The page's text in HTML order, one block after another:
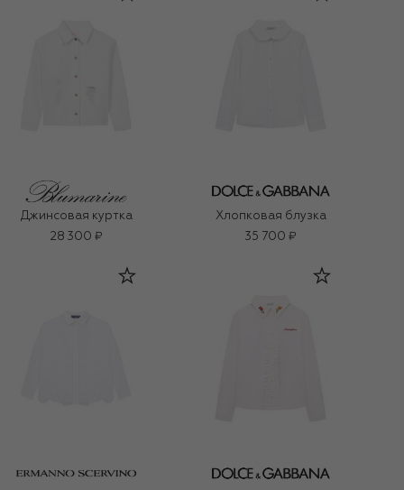
Джинсовая куртка
28 300 ₽
Хлопковая блузка
35 700 ₽